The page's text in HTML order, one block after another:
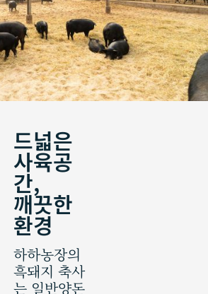
드넓은
사육공
간,
깨끗한
환경
하하농장의
흑돼지 축사
는 일반양돈